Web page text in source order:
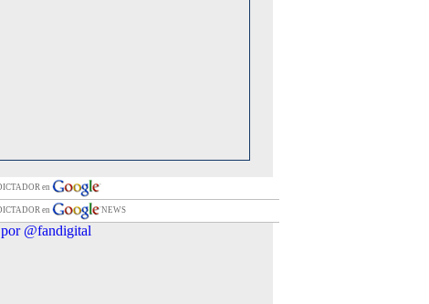
en
en NEWS
@fandigital